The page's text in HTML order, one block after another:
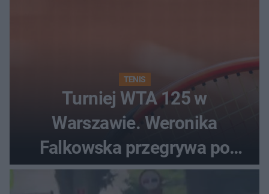
TENIS
Turniej WTA 125 w
Warszawie. Weronika
Falkowska przegrywa po
zaciętym boju